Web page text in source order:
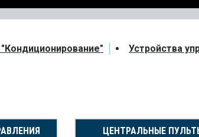
Устройства
ЦЕНТРАЛЬНЫЕ